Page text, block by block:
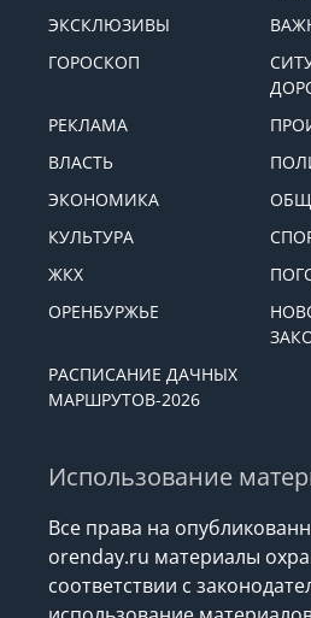
ЭКСКЛЮЗИВЫ
ГОРОСКОП
РЕКЛАМА
ВЛАСТЬ
ЭКОНОМИКА
КУЛЬТУРА
ЖКХ
ОРЕНБУРЖЬЕ
РАСПИСАНИЕ ДАЧНЫХ
МАРШРУТОВ-2026
Использование
Все права на
orenday.ru материалы
соответствии с